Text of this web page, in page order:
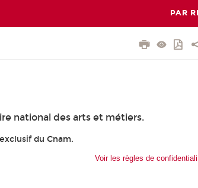
PAR
national des arts et métiers.
du Cnam.
Voir les règles de